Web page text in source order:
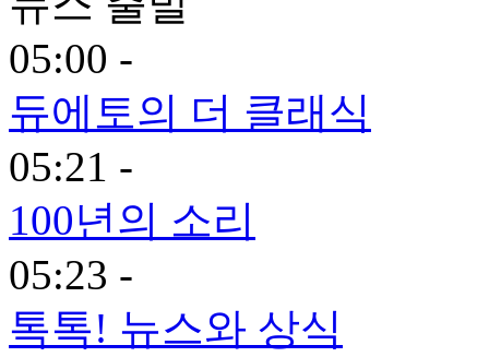
05:00 -
듀에토의 더 클래식
05:21 -
100년의 소리
05:23 -
톡톡! 뉴스와 상식